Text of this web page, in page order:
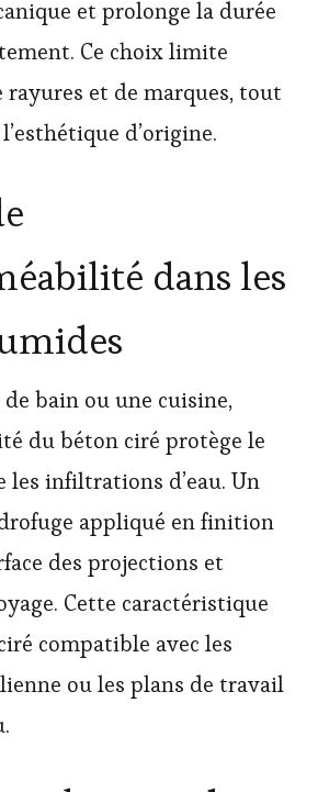
et prolonge la durée
Ce choix limite
rayures et de marques, tout
d’origine.
dans les
de bain ou une cuisine,
du béton ciré protège le
les infiltrations d’eau. Un
appliqué en finition
des projections et
Cette caractéristique
compatible avec les
ou les plans de travail